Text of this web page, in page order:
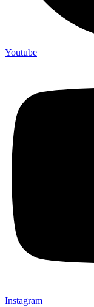
Youtube
Instagram